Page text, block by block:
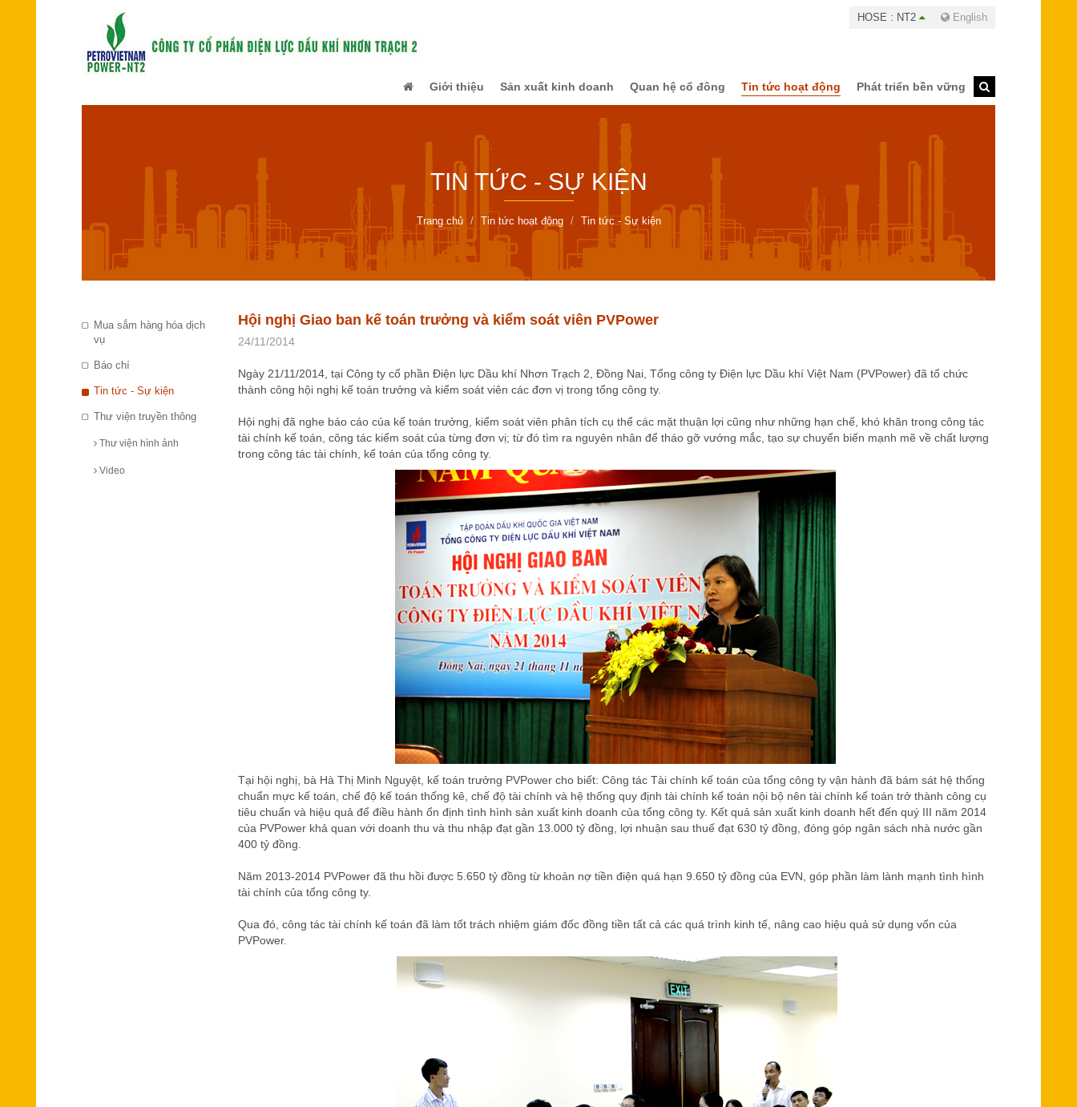
HOSE : NT2 English
Giới thiệu Sản xuất kinh doanh Quan hệ cổ đông Tin tức hoạt động Phát triển bền vững
TIN TỨC - SỰ KIỆN
Trang chủ Tin tức hoạt động Tin tức - Sự kiện
Mua sắm hàng hóa dịch
vụ
Báo chí
Tin tức - Sự kiện
Thư viện truyền thông
Thư viện hình ảnh
Video
Hội nghị Giao ban kế toán trưởng và kiểm soát viên PVPower
24/11/2014
Ngày 21/11/2014, tại Công ty cổ phần Điện lực Dầu khí Nhơn Trạch 2, Đồng Nai, Tổng công ty Điện lực Dầu khí Việt Nam (PVPower) đã tổ chức
thành công hội nghị kế toán trưởng và kiểm soát viên các đơn vị trong tổng công ty.
Hội nghị đã nghe báo cáo của kế toán trưởng, kiểm soát viên phân tích cụ thể các mặt thuận lợi cũng như những hạn chế, khó khăn trong công tác
tài chính kế toán, công tác kiểm soát của từng đơn vị; từ đó tìm ra nguyên nhân để tháo gỡ vướng mắc, tạo sự chuyển biến mạnh mẽ về chất lượng
trong công tác tài chính, kế toán của tổng công ty.
Tại hội nghị, bà Hà Thị Minh Nguyệt, kế toán trưởng PVPower cho biết: Công tác Tài chính kế toán của tổng công ty vận hành đã bám sát hệ thống
chuẩn mực kế toán, chế độ kế toán thống kê, chế độ tài chính và hệ thống quy định tài chính kế toán nội bộ nên tài chính kế toán trở thành công cụ
tiêu chuẩn và hiệu quả để điều hành ổn định tình hình sản xuất kinh doanh của tổng công ty. Kết quả sản xuất kinh doanh hết đến quý III năm 2014
của PVPower khả quan với doanh thu và thu nhập đạt gần 13.000 tỷ đồng, lợi nhuận sau thuế đạt 630 tỷ đồng, đóng góp ngân sách nhà nước gần
400 tỷ đồng.
Năm 2013-2014 PVPower đã thu hồi được 5.650 tỷ đồng từ khoản nợ tiền điện quá hạn 9.650 tỷ đồng của EVN, góp phần làm lành mạnh tình hình
tài chính của tổng công ty.
Qua đó, công tác tài chính kế toán đã làm tốt trách nhiệm giám đốc đồng tiền tất cả các quá trình kinh tế, nâng cao hiệu quả sử dụng vốn của
PVPower.